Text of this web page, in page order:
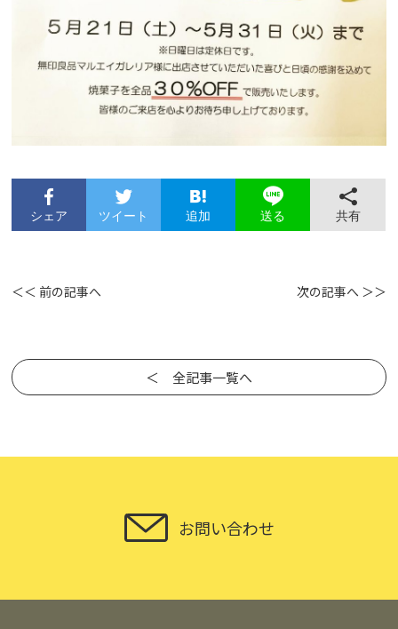
シェア ツイート 追加 送る 共有
＜＜ 前の記事へ 次の記事へ ＞＞
＜ 全記事一覧へ
お問い合わせ